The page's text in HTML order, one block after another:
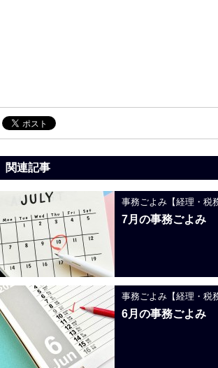
関連記事
事務ごよみ【経理・税
7月の事務ごよみ
事務ごよみ【経理・税
6月の事務ごよみ